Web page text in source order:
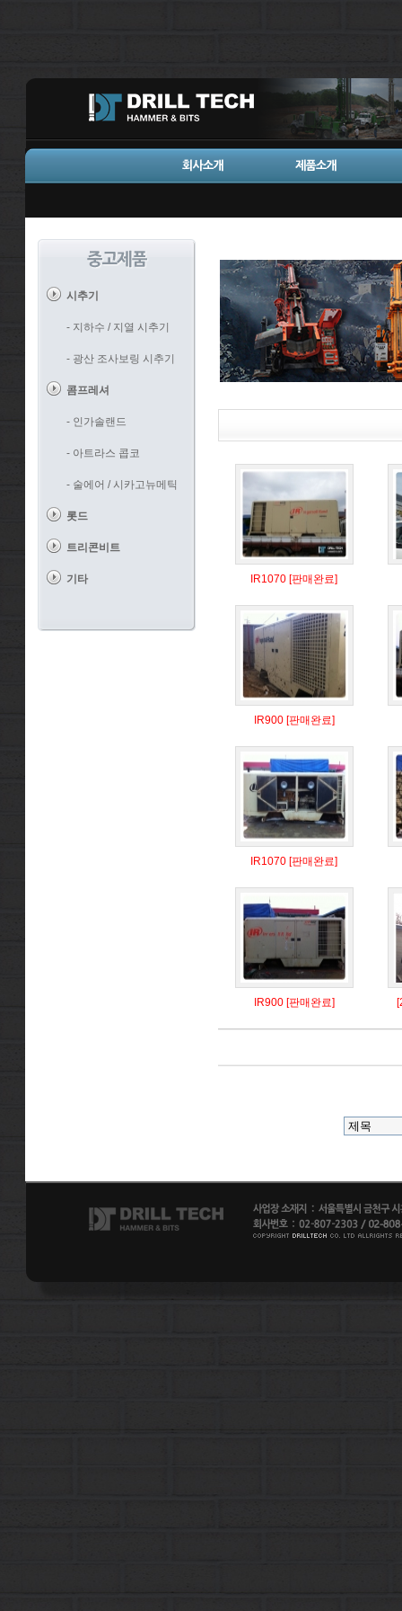
시추기
- 지하수 / 지열 시추기
- 광산 조사보링 시추기
콤프레셔
- 인가솔랜드
- 아트라스 콥코
- 술에어 / 시카고뉴메틱
롯드
트리콘비트
기타 IR1070 [판매완료]
IR900 [판매완료]
IR1070 [판매완료]
IR900 [판매완료]